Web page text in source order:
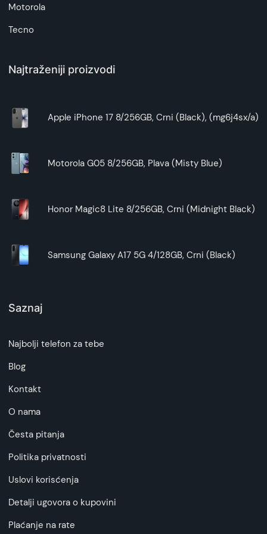
Motorola
Tecno
Najtraženiji proizvodi
Apple iPhone 17 8/256GB, Crni (Black), (mg6j4sx/a)
Motorola G05 8/256GB, Plava (Misty Blue)
Honor Magic8 Lite 8/256GB, Crni (Midnight Black)
Samsung Galaxy A17 5G 4/128GB, Crni (Black)
Saznaj
Najbolji telefon za tebe
Blog
Kontakt
O nama
Česta pitanja
Politika privatnosti
Uslovi korisćenja
Detalji ugovora o kupovini
Plaćanje na rate